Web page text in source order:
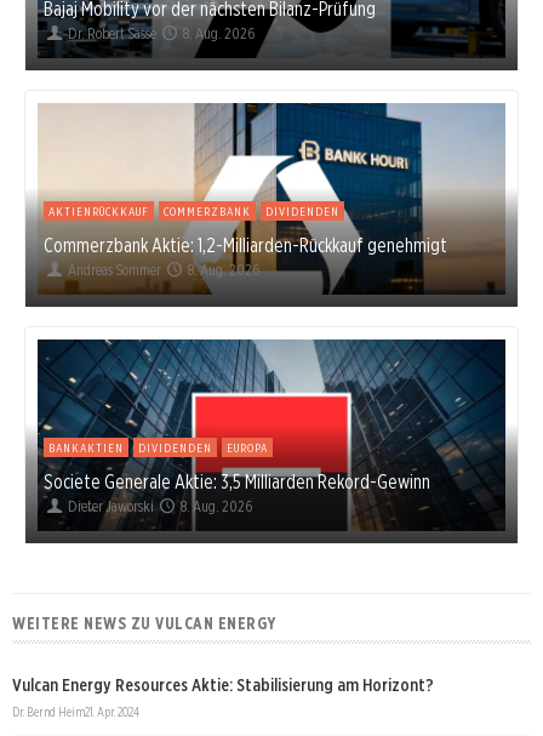
Bajaj Mobility vor der nächsten Bilanz-Prüfung
Dr. Robert Sasse 8. Aug. 2026
AKTIENRÜCKKAUF COMMERZBANK DIVIDENDEN
Commerzbank Aktie: 1,2-Milliarden-Rückkauf genehmigt
Andreas Sommer 8. Aug. 2026
BANKAKTIEN DIVIDENDEN EUROPA
Societe Generale Aktie: 3,5 Milliarden Rekord-Gewinn
Dieter Jaworski 8. Aug. 2026
WEITERE NEWS ZU VULCAN ENERGY
Vulcan Energy Resources Aktie: Stabilisierung am Horizont?
Dr. Bernd Heim21. Apr. 2024